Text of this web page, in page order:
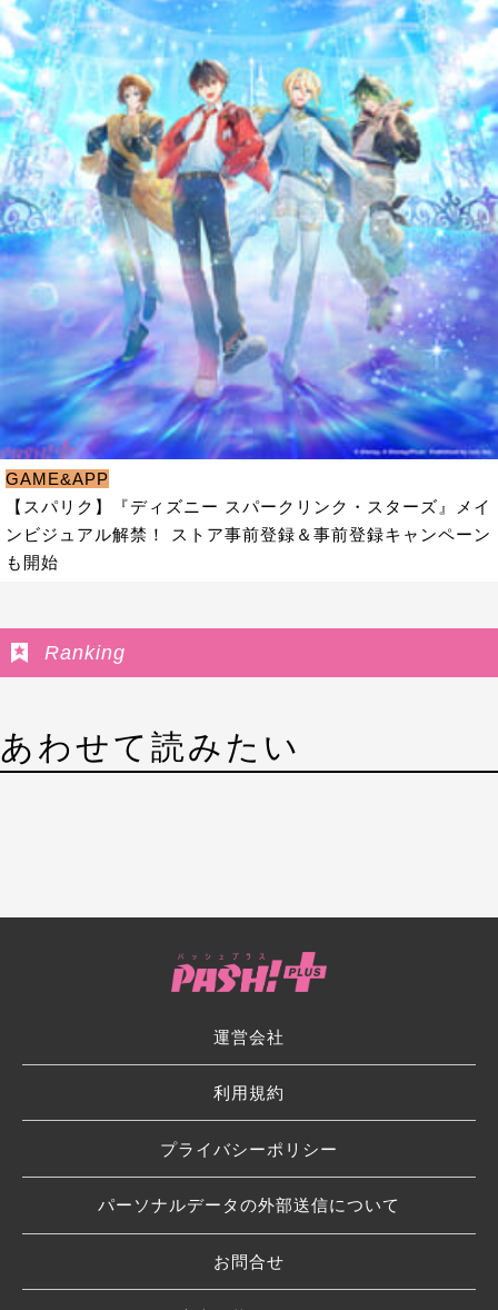
GAME&APP
【スパリク】『ディズニー スパークリンク・スターズ』メイ
ンビジュアル解禁！ ストア事前登録＆事前登録キャンペーン
も開始
Ranking
あわせて読みたい
運営会社
利用規約
プライバシーポリシー
パーソナルデータの外部送信について
お問合せ